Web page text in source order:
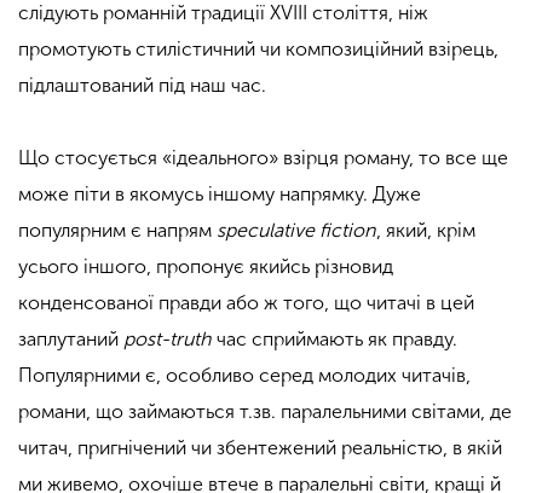
слідують романній традиції ХVIII століття, ніж
промотують стилістичний чи композиційний взірець,
підлаштований під наш час.
Що стосується «ідеального» взірця роману, то все ще
може піти в якомусь іншому напрямку. Дуже
популярним є напрям speculative fiction, який, крім
усього іншого, пропонує якийсь різновид
конденсованої правди або ж того, що читачі в цей
заплутаний post-truth час сприймають як правду.
Популярними є, особливо серед молодих читачів,
романи, що займаються т.зв. паралельними світами, де
читач, пригнічений чи збентежений реальністю, в якій
ми живемо, охочіше втече в паралельні світи, кращі й